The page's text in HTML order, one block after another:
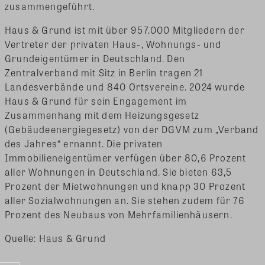
zusammengeführt.
Haus & Grund ist mit über 957.000 Mitgliedern der
Vertreter der privaten Haus-, Wohnungs- und
Grundeigentümer in Deutschland. Den
Zentralverband mit Sitz in Berlin tragen 21
Landesverbände und 840 Ortsvereine. 2024 wurde
Haus & Grund für sein Engagement im
Zusammenhang mit dem Heizungsgesetz
(Gebäudeenergiegesetz) von der DGVM zum „Verband
des Jahres“ ernannt. Die privaten
Immobilieneigentümer verfügen über 80,6 Prozent
aller Wohnungen in Deutschland. Sie bieten 63,5
Prozent der Mietwohnungen und knapp 30 Prozent
aller Sozialwohnungen an. Sie stehen zudem für 76
Prozent des Neubaus von Mehrfamilienhäusern.
Quelle: Haus & Grund